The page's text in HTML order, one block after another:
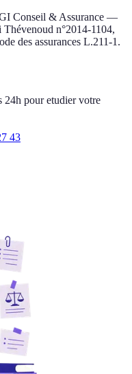
Conseil & Assurance —
n°2014-1104,
des assurances L.211-1.
24h pour etudier votre
43